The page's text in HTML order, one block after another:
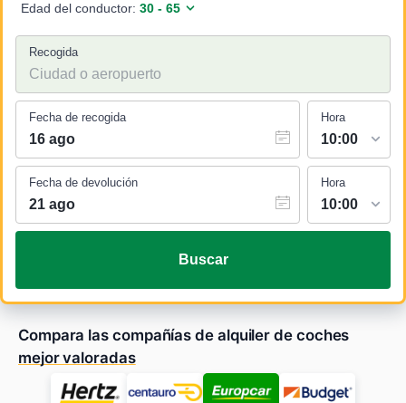
Edad del conductor:
Recogida
Fecha de recogida Hora
Fecha de devolución Hora
Buscar
Compara las compañías de alquiler de coches
mejor valoradas